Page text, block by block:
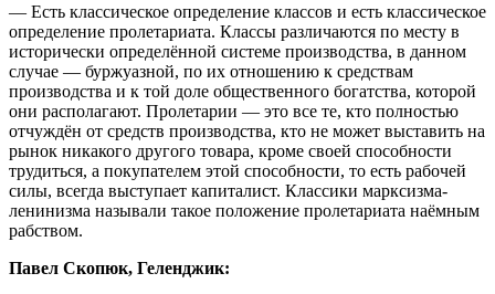
— Есть классическое определение классов и есть классическое
определение пролетариата. Классы различаются по месту в
исторически определённой системе производства, в данном
случае — буржуазной, по их отношению к средствам
производства и к той доле общественного богатства, которой
они располагают. Пролетарии — это все те, кто полностью
отчуждён от средств производства, кто не может выставить на
рынок никакого другого товара, кроме своей способности
трудиться, а покупателем этой способности, то есть рабочей
силы, всегда выступает капиталист. Классики марксизма-
ленинизма называли такое положение пролетариата наёмным
рабством.
Павел Скопюк, Геленджик: